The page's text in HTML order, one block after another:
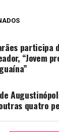
participa
“Jovem
quatro